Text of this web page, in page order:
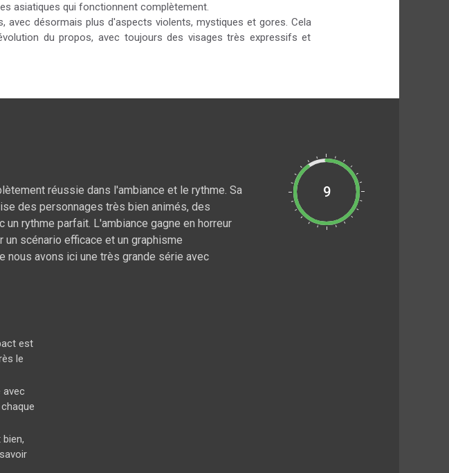
asiatiques qui fonctionnent complètement.
avec désormais plus d'aspects violents, mystiques et gores. Cela
du propos, avec toujours des visages très expressifs et
réussie dans l'ambiance et le rythme. Sa
des personnages très bien animés, des
rythme parfait. L'ambiance gagne en horreur
scénario efficace et un graphisme
nous avons ici une très grande série avec
9
est
le
avec